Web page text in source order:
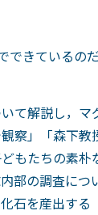
きているの
て解説し，
」「森下教
もたちの素
部の調査に
を産出する